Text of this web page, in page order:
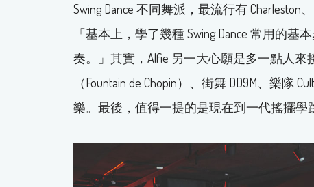
Swing Dance 不同舞派，最流行有 Charleston
「基本上，學了幾種 Swing Dance 常用的
奏。」其實，Alfie 另一大心願是多一點人來
（Fountain de Chopin）、街舞 DD9M、樂
樂。最後，值得一提的是現在到一代搖擺學